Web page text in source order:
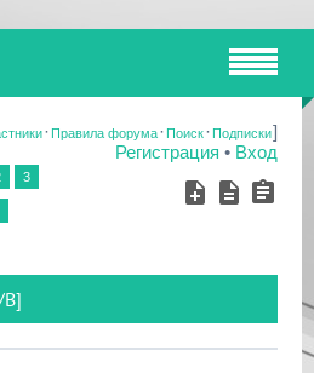
·Правила форума·Поиск·Подписки]
Регистрация • Вход
3
B]